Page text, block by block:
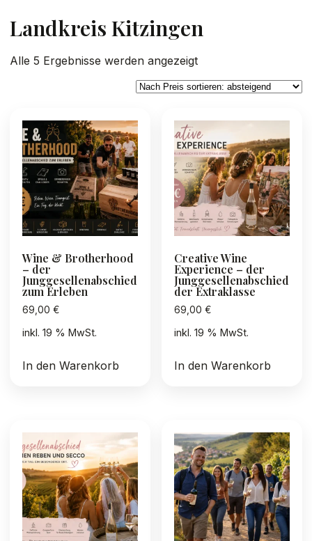
Landkreis Kitzingen
Alle 5 Ergebnisse werden angezeigtNach
Preis
sortiert:
Wine & Brotherhood
– der
Junggesellenabschied
zum Erleben
69,00 €
inkl. 19 % MwSt.
In den Warenkorb
Creative Wine
Experience – der
Junggesellenabschied
der Extraklasse
69,00€
inkl. 19 % MwSt.
In den Warenkorb